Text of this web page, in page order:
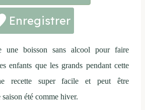
Enregistrer
une boisson sans alcool pour faire
enfants que les grands pendant cette
recette super facile et peut être
été comme hiver.